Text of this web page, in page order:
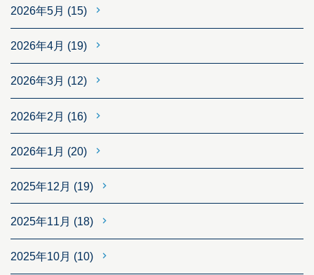
2026年5月 (15)
2026年4月 (19)
2026年3月 (12)
2026年2月 (16)
2026年1月 (20)
2025年12月 (19)
2025年11月 (18)
2025年10月 (10)